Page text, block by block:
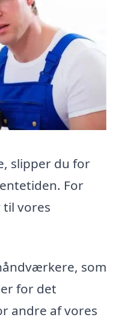
slipper du for
For
til vores
som
for det
andre af vores